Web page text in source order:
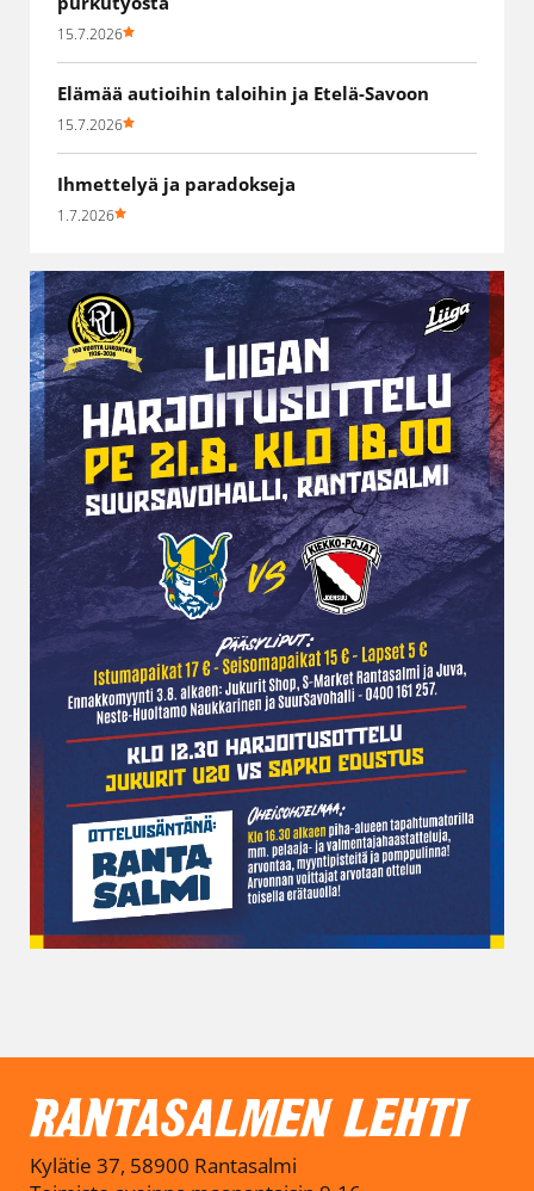
15.7.2026
Elämää autioihin taloihin ja Etelä-Savoon
15.7.2026
Ihmettelyä ja paradokseja
1.7.2026
Kylätie 37, 58900 Rantasalmi